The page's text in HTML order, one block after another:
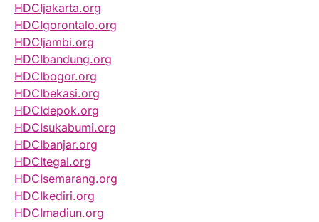
HDCIjakarta.org
HDCIgorontalo.org
HDCIjambi.org
HDCIbandung.org
HDCIbogor.org
HDCIbekasi.org
HDCIdepok.org
HDCIsukabumi.org
HDCIbanjar.org
HDCItegal.org
HDCIsemarang.org
HDCIkediri.org
HDCImadiun.org